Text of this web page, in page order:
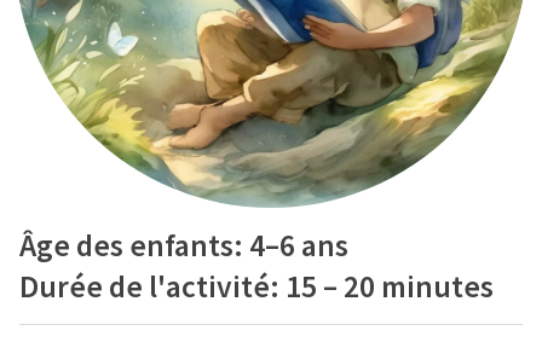
Âge des enfants: 4–6 ans
Durée de l'activité: 15 – 20 minutes